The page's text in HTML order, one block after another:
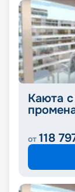
Каюта
от 118